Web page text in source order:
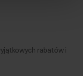
rabatów i